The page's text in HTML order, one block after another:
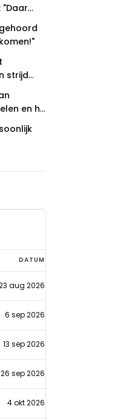
strijd
en hij
DATUM
aug 2026
6 sep 2026
13 sep 2026
26 sep 2026
4 okt 2026